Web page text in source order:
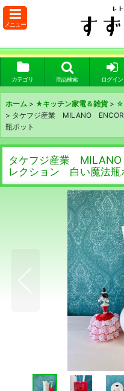
メニュー
カテゴリ 商品検索 ログイン
ホーム > ★キッチン家電＆雑貨 > ☆
> タケフジ産業 MILANO
瓶ポット
タケフジ産業
レクション 白い魔法